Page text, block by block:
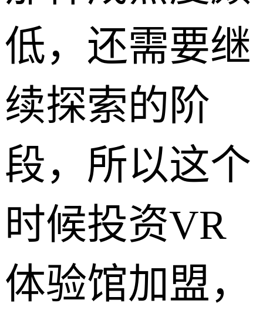
低，还需要继
续探索的阶
段，所以这个
时候投资VR
体验馆加盟，